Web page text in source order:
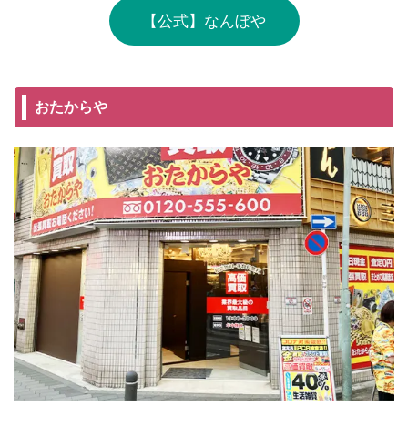
【公式】なんぼや
おたからや